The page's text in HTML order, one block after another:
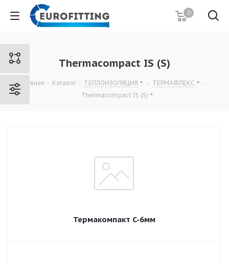
0
Thermacompact IS (S)
Главная - Каталог - ТЕПЛОИЗОЛЯЦИЯ - ТЕРМАФЛЕКС
-
Thermacompact IS (S)
Термакомпакт C-6мм